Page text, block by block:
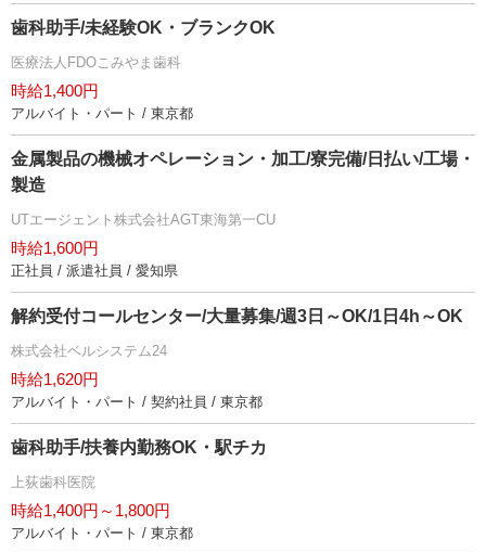
歯科助手/未経験OK・ブランクOK
医療法人FDOこみやま歯科
時給1,400円
アルバイト・パート / 東京都
金属製品の機械オペレーション・加工/寮完備/日払い/工場・
製造
UTエージェント株式会社AGT東海第一CU
時給1,600円
正社員 / 派遣社員 / 愛知県
解約受付コールセンター/大量募集/週3日～OK/1日4h～OK
株式会社ベルシステム24
時給1,620円
アルバイト・パート / 契約社員 / 東京都
歯科助手/扶養内勤務OK・駅チカ
上荻歯科医院
時給1,400円～1,800円
アルバイト・パート / 東京都